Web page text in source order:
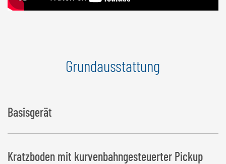
Grundausstattung
Basisgerät
Kratzboden mit kurvenbahngesteuerter Pickup